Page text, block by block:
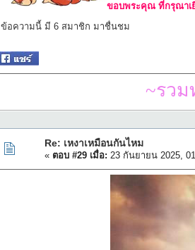
ขอบพระคุณ ที่กรุณาเ
ข้อความนี้ มี 6 สมาชิก มาชื่นชม
~รว
Re: เหงาเหมือนกันไหม
« ตอบ #29 เมื่อ: 23 กันยายน 2025,